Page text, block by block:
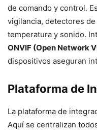
de comando y control.
vigilancia, detectores
temperatura y sonido.
ONVIF (Open Network
dispositivos aseguran
Plataforma de
La plataforma de
Aquí se centralizan